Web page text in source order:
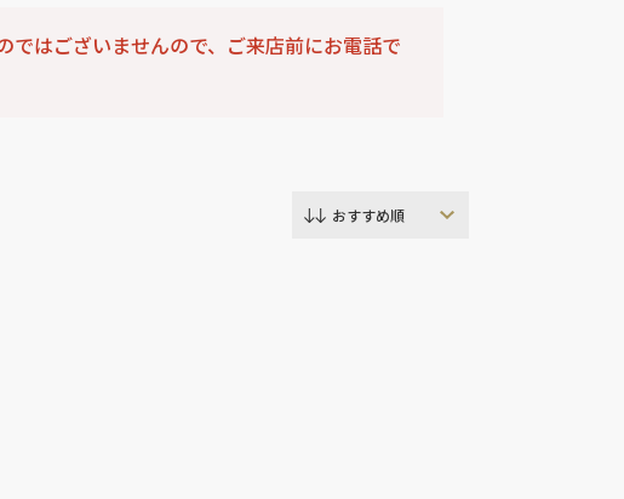
はございませんので、ご来店前にお電話で